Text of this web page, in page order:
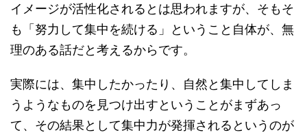
イメージが活性化されるとは思われますが、そもそ
も「努力して集中を続ける」ということ自体が、無
理のある話だと考えるからです。
実際には、集中したかったり、自然と集中してしま
うようなものを見つけ出すということがまずあっ
て、その結果として集中力が発揮されるというのが